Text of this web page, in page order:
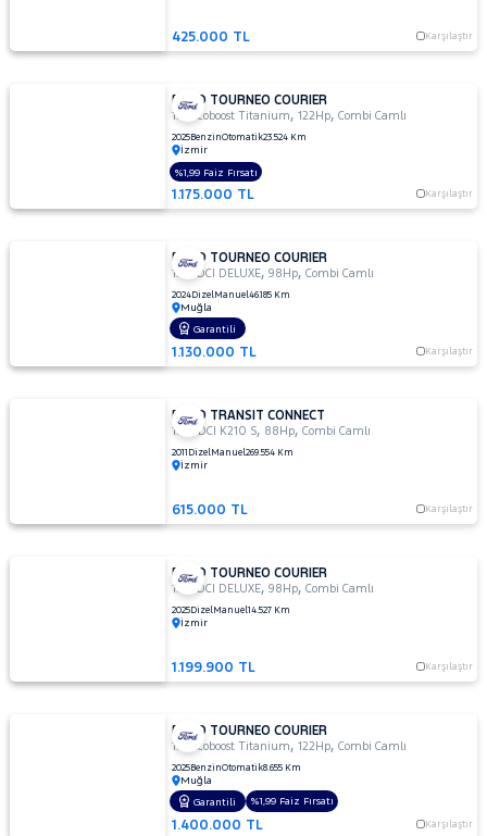
425.000 TL Karşılaştır
FORD TOURNEO COURIER
1.0 Ecoboost Titanium,122Hp,Combi Camlı
2025BenzinOtomatik23.524 Km
İzmir
1.175.000 TL Karşılaştır
%1,99 Faiz Fırsatı
FORD TOURNEO COURIER
1.5 TDCI DELUXE,98Hp,Combi Camlı
2024DizelManuel46.185 Km
Muğla
1.130.000 TL Karşılaştır
Garantili
FORD TRANSIT CONNECT
1.8 TDCI K210 S, 88Hp,Combi Camlı
2011 DizelManuel269.554 Km
İzmir
615.000 TL Karşılaştır
FORD TOURNEO COURIER
1.5 TDCI DELUXE,98Hp,Combi Camlı
2025DizelManuel14.527 Km
İzmir
1.199.900 TL Karşılaştır
FORD TOURNEO COURIER
1.0 Ecoboost Titanium,122Hp,Combi Camlı
2025BenzinOtomatik8.655 Km
Muğla
1.400.000 TL Karşılaştır
Garantili %1,99 Faiz Fırsatı